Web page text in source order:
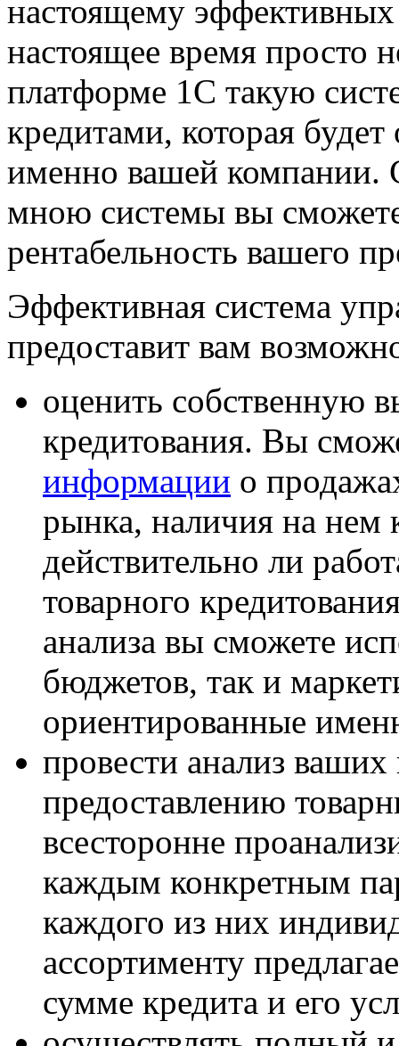
настоящему эффективных
настоящее время просто
платформе 1С такую
кредитами, которая будет
именно вашей компании.
мною системы вы
рентабельность вашего
Эффективная система
предоставит вам
оценить собственную
кредитования. Вы
информации о
рынка, наличия на нем
действительно ли
товарного
анализа вы сможете
бюджетов, так и
ориентированные
провести анализ
предоставлению
всесторонне
каждым конкретным
каждого из них
ассортименту
сумме кредита и его